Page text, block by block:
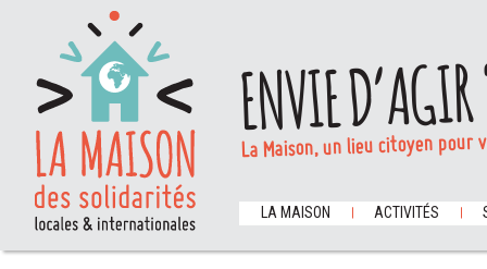
ENVIE
La Maison, un lieu citoyen
LA MAISON ACTIVITÉS